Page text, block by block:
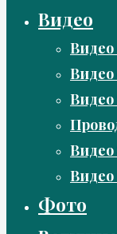
Видео
Видео
Видео
Видео
Фото